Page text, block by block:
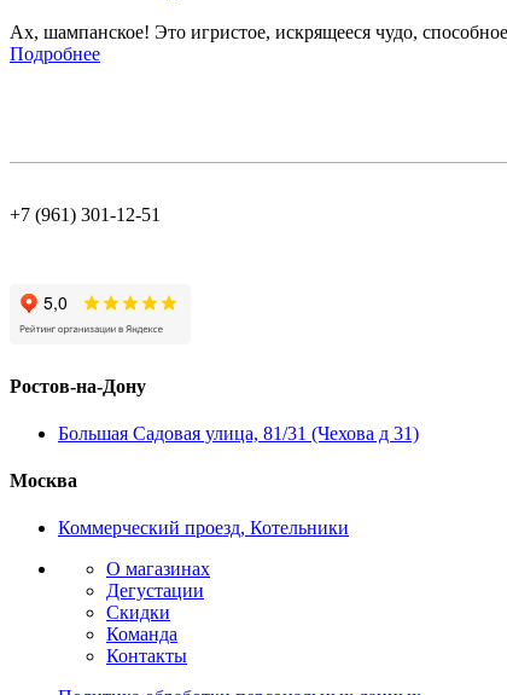
Ах, шампанское! Это игристое, искрящееся чудо,
Подробнее
+7 (961) 301-12-51
Ростов-на-Дону
Большая Садовая улица, 81/31 (Чехова д 31)
Москва
Коммерческий проезд, Котельники
О магазинах
Дегустации
Скидки
Команда
Контакты